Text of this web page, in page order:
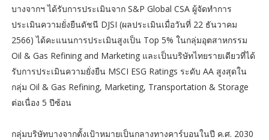
บางจากฯ ได้รับการประเมินจาก S&P Global CSA ผู้จัดทำการ
ประเมินความยั่งยืนดัชนี DJSI (ผลประเมินเมื่อวันที่ 22 ธันวาคม
2566) ได้คะแนนการประเมินสูงเป็น Top 5% ในกลุ่มอุตสาหกรรม
Oil & Gas Refining and Marketing และเป็นบริษัทไทยรายเดียวที่ได้
รับการประเมินความยั่งยืน MSCI ESG Ratings ระดับ AA สูงสุดใน
กลุ่ม Oil & Gas Refining, Marketing, Transportation & Storage
ต่อเนื่อง 5 ปีซ้อน
กลุ่มบริษัทบางจากตั้งเป้าหมายเป็นกลางทางคาร์บอนในปี ค.ศ. 2030